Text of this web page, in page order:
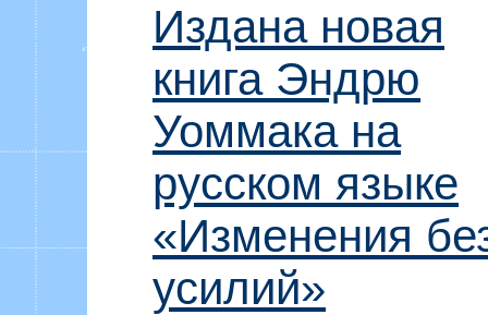
Издана новая
книга Эндрю
Уоммака на
русском языке
«Изменения
усилий»